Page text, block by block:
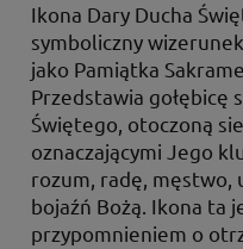
Ikona Dary Ducha
symboliczny
jako Pamiątka
Przedstawia gołębicę
Świętego, otoczoną
oznaczającymi Jego
rozum, radę, męstwo,
bojaźń Bożą. Ikona ta
przypomnieniem o